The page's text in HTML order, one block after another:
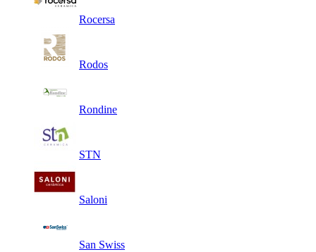
Rocersa
Rodos
Rondine
STN
Saloni
San Swiss